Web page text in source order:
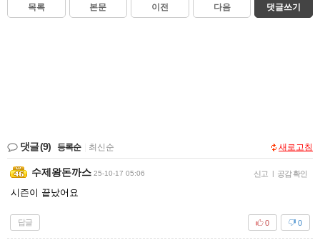
목록 본문 이전 다음 댓글쓰기
댓글(9) 등록순 최신순 새로고침
수제왕돈까스 25-10-17 05:06 신고 | 공감 확인
시즌이 끝났어요
답글 0
0